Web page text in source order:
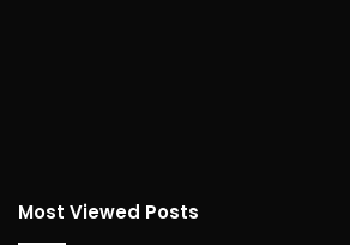
Most Viewed Posts